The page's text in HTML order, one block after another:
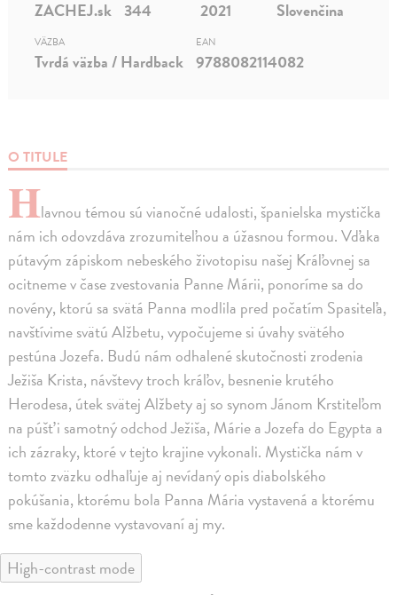
O TITULE
Hlavnou témou sú vianočné udalosti, španielska mystička
nám ich odovzdáva zrozumiteľnou a úžasnou formou. Vďaka
pútavým zápiskom nebeského životopisu našej Kráľovnej sa
ocitneme v čase zvestovania Panne Márii, ponoríme sa do
novény, ktorú sa svätá Panna modlila pred počatím Spasiteľa,
navštívime svätú Alžbetu, vypočujeme si úvahy svätého
pestúna Jozefa. Budú nám odhalené skutočnosti zrodenia
Ježiša Krista, návštevy troch kráľov, besnenie krutého
Herodesa, útek svätej Alžbety aj so synom Jánom Krstiteľom
na púšť i samotný odchod Ježiša, Márie a Jozefa do Egypta a
ich zázraky, ktoré v tejto krajine vykonali. Mystička nám v
tomto zväzku odhaľuje aj nevídaný opis diabolského
pokúšania, ktorému bola Panna Mária vystavená a ktorému
sme každodenne vystavovaní aj my.
ZACHEJ.sk 344 2021 Slovenčina
VÄZBA
Tvrdá väzba / Hardback
EAN
9788082114082
High-contrast mode